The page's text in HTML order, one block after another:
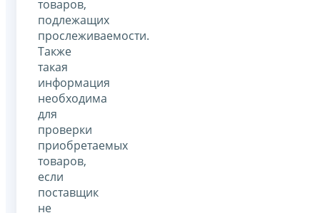
товаров,
подлежащих
прослеживаемости.
Также
такая
информация
необходима
для
проверки
приобретаемых
товаров,
если
поставщик
не